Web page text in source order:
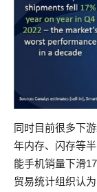
同时目前很多下
年内存、闪存等
能手机销量下滑
贸易统计组织认